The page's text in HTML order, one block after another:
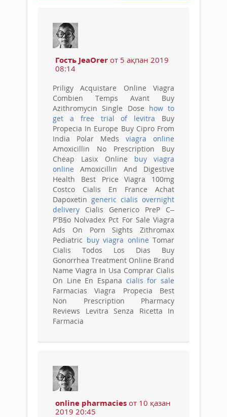
Гость JeaOrer от 5 ақпан 2019
08:14
Priligy Acquistare Online Viagra
Combien Temps Avant Buy
Azithromycin Single Dose how to
get a free trial of levitra Buy
Propecia In Europe Buy Cipro From
India Polar Meds viagra online
Amoxicillin No Prescription Buy
Cheap Lasix Online buy viagra
online Amoxicillin And Digestive
Health Best Price Viagra 100mg
Costco Cialis En France Achat
Dapoxetin generic cialis overnight
delivery Cialis Generico PreР С–
Р’В§o Nolvadex Pct For Sale Viagra
Ads On Porn Sights Zithromax
Pediatric buy viagra online Tomar
Cialis Todos Los Dias Buy
Gonorrhea Treatment Online Brand
Name Viagra In Usa Comprar Cialis
On Line En Espana cialis for sale
Farmacias Viagra Propecia Best
Non Prescription Pharmacy
Reviews Levitra Senza Ricetta In
Farmacia
online pharmacies от 10 қазан
2019 20:45